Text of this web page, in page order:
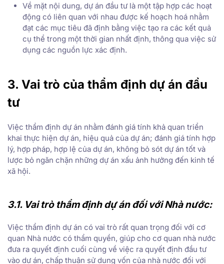
Về mặt nội dung, dự án đầu tư là một tập hợp các hoạt
động có liên quan với nhau được kế hoạch hoá nhằm
đạt các mục tiêu đã định bằng việc tạo ra các kết quả
cụ thể trong một thời gian nhất định, thông qua việc sử
dụng các nguồn lực xác định.
3. Vai trò của thẩm định dự án đầu
tư
Việc thẩm định dự án nhằm đánh giá tính khả quan triển
khai thực hiện dự án, hiệu quả của dự án; đánh giá tính hợp
lý, hợp pháp, hợp lệ của dự án, không bỏ sót dự án tốt và
lược bỏ ngăn chặn những dự án xấu ảnh hưởng đến kinh tế
xã hội.
3.1. Vai trò thẩm định dự án đối với Nhà nước:
Việc thẩm định dự án có vai trò rất quan trọng đối với cơ
quan Nhà nước có thẩm quyền, giúp cho cơ quan nhà nước
đưa ra quyết định cuối cùng về việc ra quyết định đầu tư
vào dự án, chấp thuận sử dụng vốn của nhà nước đối với